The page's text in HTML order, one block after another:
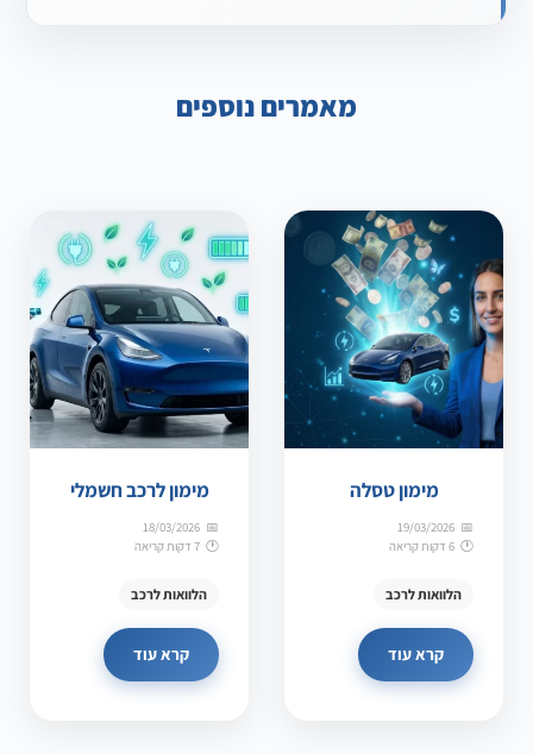
מאמרים נוספים
מימון טסלה
19/03/2026
6 דקות קריאה
הלוואות לרכב
קרא עוד
מימון לרכב חשמלי
18/03/2026
7 דקות קריאה
הלוואות לרכב
קרא עוד